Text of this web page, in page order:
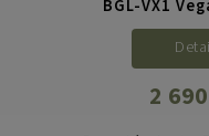
BGL-VX1
2